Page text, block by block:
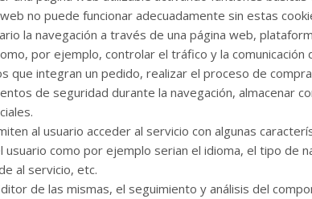
no puede funcionar adecuadamente sin estas
la navegación a través de una página web,
por ejemplo, controlar el tráfico y la
integran un pedido, realizar el proceso de
de seguridad durante la navegación, almacenar
al usuario acceder al servicio con algunas
como por ejemplo serian el idioma, el tipo de
al servicio, etc.
de las mismas, el seguimiento y análisis del